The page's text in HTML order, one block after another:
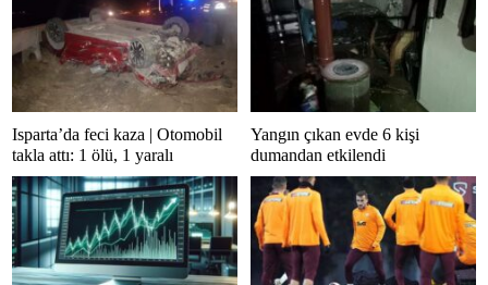
Isparta’da feci kaza | Otomobil
takla attı: 1 ölü, 1 yaralı
Yangın çıkan evde 6 kişi
dumandan etkilendi